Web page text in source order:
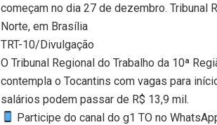
começam no dia 27 de dezembro. Tribunal
Norte, em Brasília
TRT-10/Divulgação
O Tribunal Regional do Trabalho da 10ª
contempla o Tocantins com vagas para
salários podem passar de R$ 13,9 mil.
Participe do canal do g1 TO no